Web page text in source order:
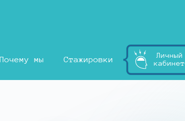
Почему мы Стажировки
Личный
кабинет